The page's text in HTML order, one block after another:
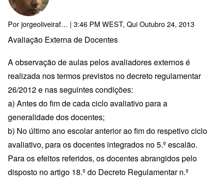
Porjorgeoliveiraf… | 3:46 PM WEST, Qui Outubro 24, 2013
Avaliação Externa de Docentes
A observação de aulas pelos avaliadores externos é
realizada nos termos previstos no decreto regulamentar
26/2012 e nas seguintes condições:
a) Antes do fim de cada ciclo avaliativo para a
generalidade dos docentes;
b) No último ano escolar anterior ao fim do respetivo ciclo
avaliativo, para os docentes integrados no 5.º escalão.
Para os efeitos referidos, os docentes abrangidos pelo
disposto no artigo 18.º do Decreto Regulamentar n.º